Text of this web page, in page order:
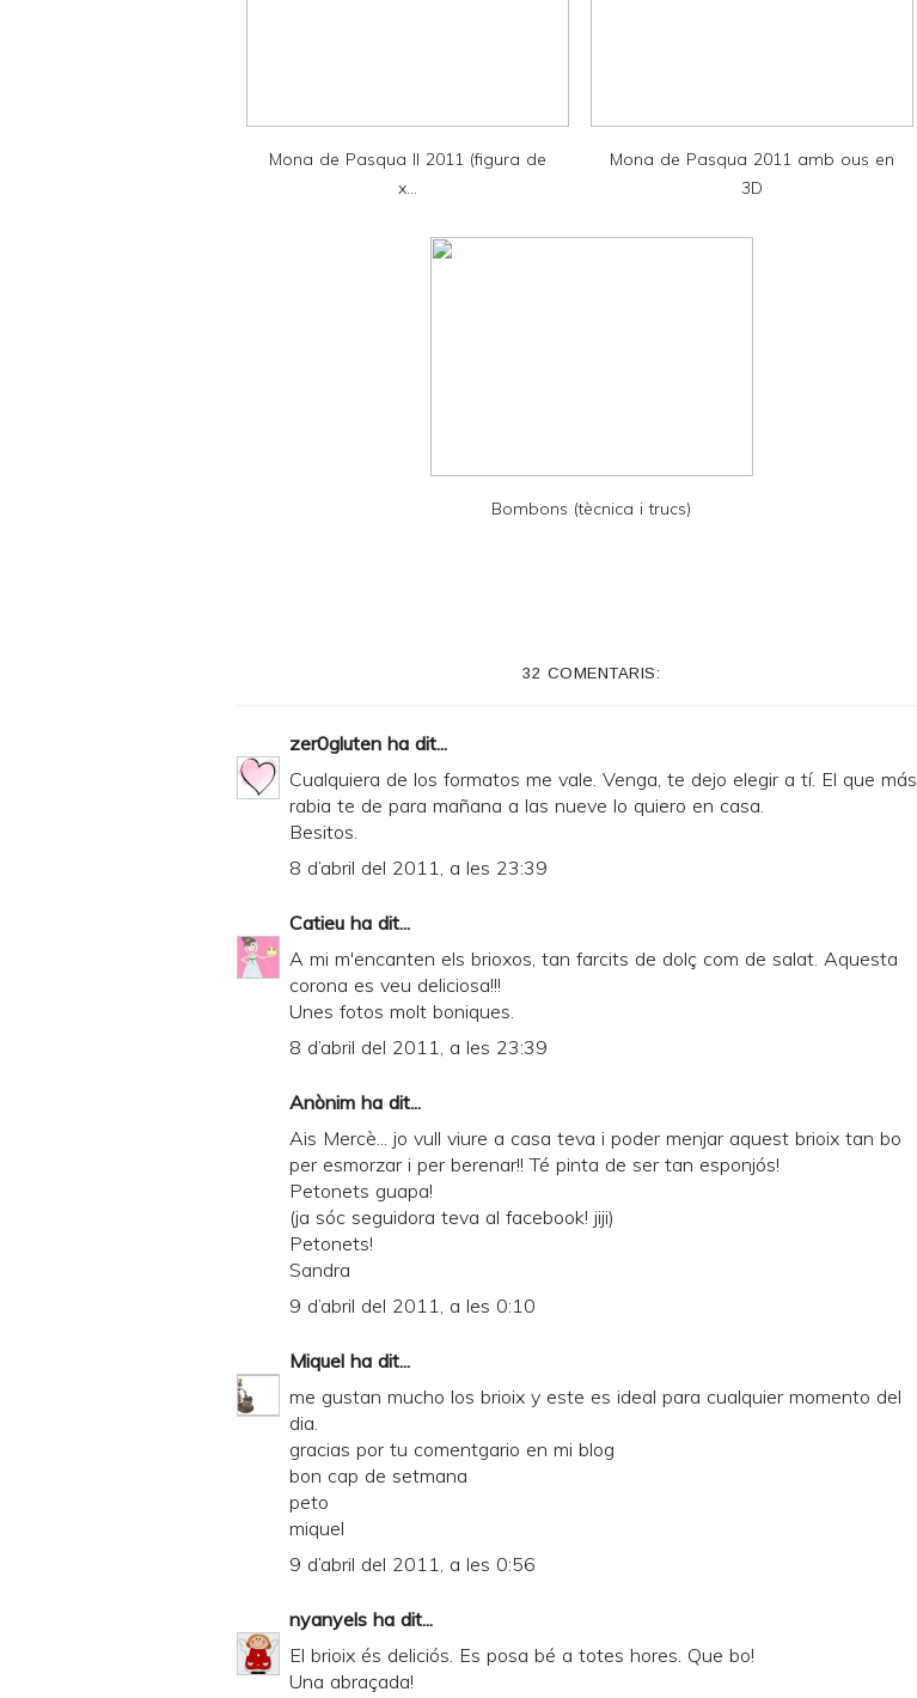
Mona de Pasqua II 2011 (figura de
x...
Mona de Pasqua 2011 amb ous en
3D
Bombons (tècnica i trucs)
32 COMENTARIS:
zer0gluten ha dit...
Cualquiera de los formatos me vale. Venga, te dejo elegir a tí. El que más
rabia te de para mañana a las nueve lo quiero en casa.
Besitos.
8 d’abril del 2011, a les 23:39
Catieu ha dit...
A mi m'encanten els brioxos, tan farcits de dolç com de salat. Aquesta
corona es veu deliciosa!!!
Unes fotos molt boniques.
8 d’abril del 2011, a les 23:39
Anònim ha dit...
Ais Mercè... jo vull viure a casa teva i poder menjar aquest brioix tan bo
per esmorzar i per berenar!! Té pinta de ser tan esponjós!
Petonets guapa!
(ja sóc seguidora teva al facebook! jiji)
Petonets!
Sandra
9 d’abril del 2011, a les 0:10
Miquel ha dit...
me gustan mucho los brioix y este es ideal para cualquier momento del
dia.
gracias por tu comentgario en mi blog
bon cap de setmana
peto
miquel
9 d’abril del 2011, a les 0:56
nyanyels ha dit...
El brioix és deliciós. Es posa bé a totes hores. Que bo!
Una abraçada!